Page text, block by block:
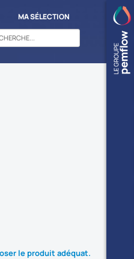
MA SÉLECTION
le produit adéquat.